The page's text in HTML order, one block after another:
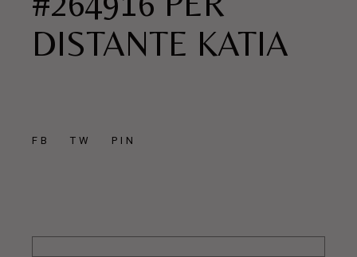
DISTANTE KATIA
FB TW PIN